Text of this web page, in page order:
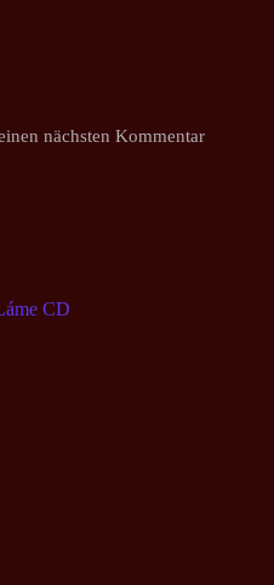
nächsten Kommentar